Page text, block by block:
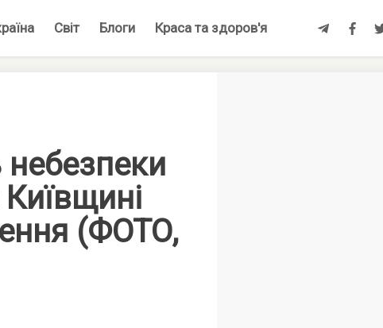
Світ Блоги Краса та здоров'я
небезпеки
(ФОТО,